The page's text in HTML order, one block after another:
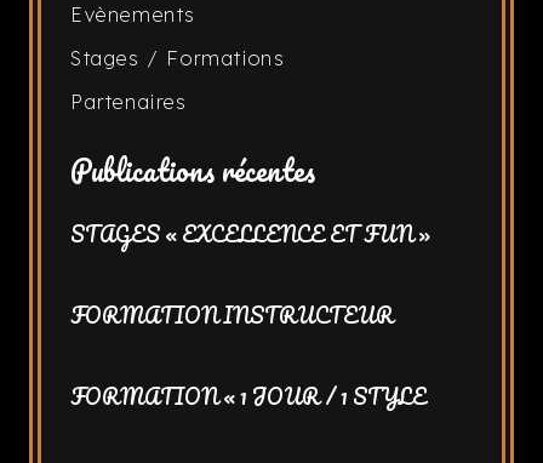
Evènements
Stages / Formations
Partenaires
Publications récentes
STAGES « EXCELLENCE ET FUN »
FORMATION INSTRUCTEUR
FORMATION « 1 JOUR / 1 STYLE